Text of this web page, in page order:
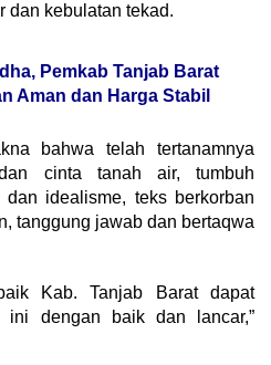
dan kebulatan tekad.
Pemkab Tanjab Barat
Aman dan Harga Stabil
bahwa telah tertanamnya
cinta tanah air, tumbuh
idealisme, teks berkorban
tanggung jawab dan bertaqwa
Kab. Tanjab Barat dapat
ini dengan baik dan lancar,”